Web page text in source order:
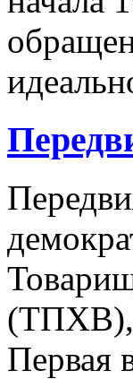
(ТПХВ),
Первая